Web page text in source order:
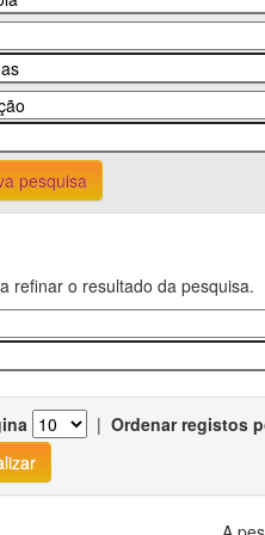
pesquisa
refinar o resultado da pesquisa.
| Ordenar registos